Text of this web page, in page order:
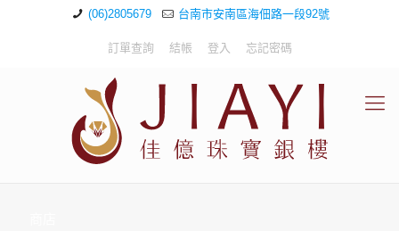
(06)2805679 台南市安南區海佃路一段92號
訂單查詢 結帳 登入 忘記密碼